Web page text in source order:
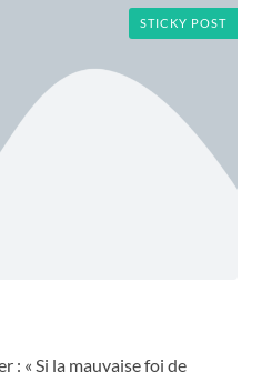
STICKY POST
: « Si la mauvaise foi de